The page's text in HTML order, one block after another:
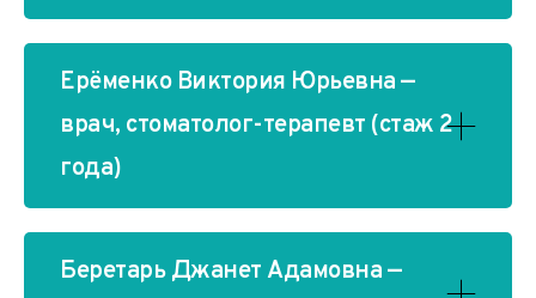
Ерёменко Виктория Юрьевна —
врач, стоматолог-терапевт (стаж 2
года)
Беретарь Джанет Адамовна —